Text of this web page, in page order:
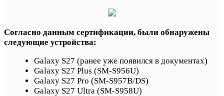
Согласно данным сертификации, были обнаружены
следующие устройства:
Galaxy S27 (ранее уже появился в документах)
Galaxy S27 Plus (SM-S956U)
Galaxy S27 Pro (SM-S957B/DS)
Galaxy S27 Ultra (SM-S958U)